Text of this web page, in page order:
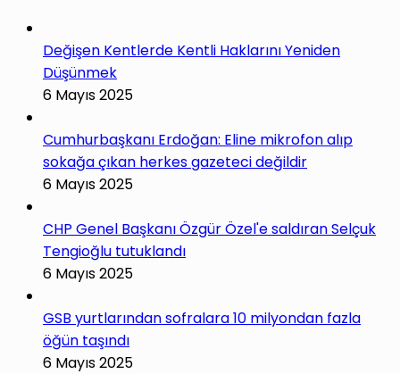
Değişen Kentlerde Kentli Haklarını Yeniden
Düşünmek
6 Mayıs 2025
Cumhurbaşkanı Erdoğan: Eline mikrofon alıp
sokağa çıkan herkes gazeteci değildir
6 Mayıs 2025
CHP Genel Başkanı Özgür Özel'e saldıran Selçuk
Tengioğlu tutuklandı
6 Mayıs 2025
GSB yurtlarından sofralara 10 milyondan fazla
öğün taşındı
6 Mayıs 2025